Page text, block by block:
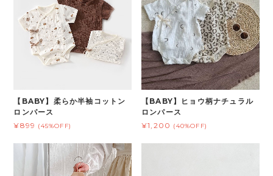
【BABY】柔らか半袖コットン
ロンパース
¥899 (45%OFF)
【BABY】ヒョウ柄ナチュラル
ロンパース
¥1,200 (40%OFF)